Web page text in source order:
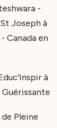
-
Joseph à
Canada en
à
Guérissante
Pleine